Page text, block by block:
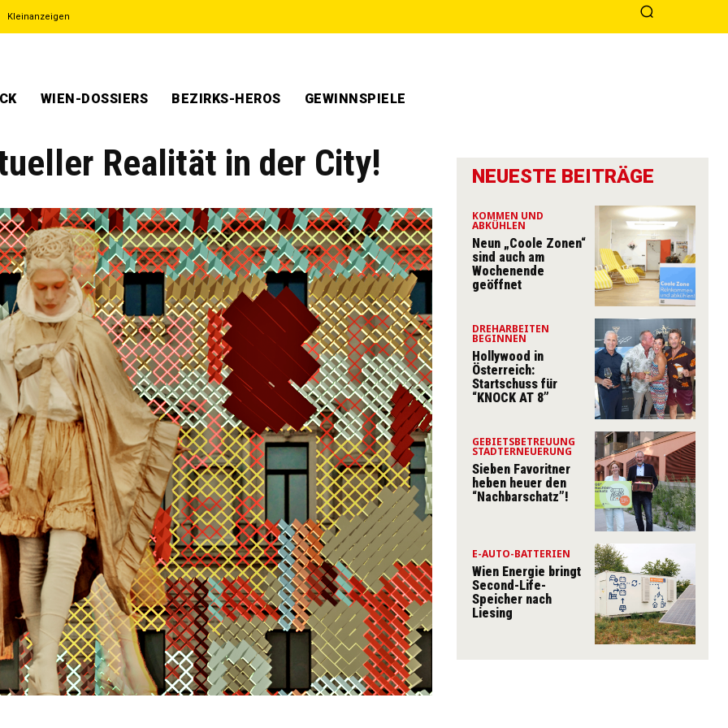
Kleinanzeigen
WIEN-DOSSIERS BEZIRKS-HEROS GEWINNSPIELE
Realität in der City! NEUESTE BEITRÄGE
KOMMEN UND
ABKÜHLEN
Neun „Coole Zonen“
sind auch am
Wochenende
geöffnet
DREHARBEITEN
BEGINNEN
Hollywood in
Österreich:
Startschuss für
“KNOCK AT 8”
GEBIETSBETREUUNG
STADTERNEUERUNG
Sieben Favoritner
heben heuer den
“Nachbarschatz”!
E-AUTO-BATTERIEN
Wien Energie bringt
Second-Life-
Speicher nach
Liesing